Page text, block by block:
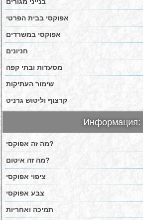
אפוקסי בבית הפרטי
אפוקסי במשרדים
חניונים
מסעדות ובתי קפה
שימור העתיקות
קרצוף וליטוש גרניט
Информация:
מה זה אפוקסי?
מה זה איטום?
ציפוי אפוקסי
צבע אפוקסי
תמיכה ואחריות